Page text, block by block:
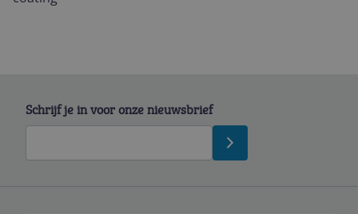
Schrijf je in voor onze nieuwsbrief